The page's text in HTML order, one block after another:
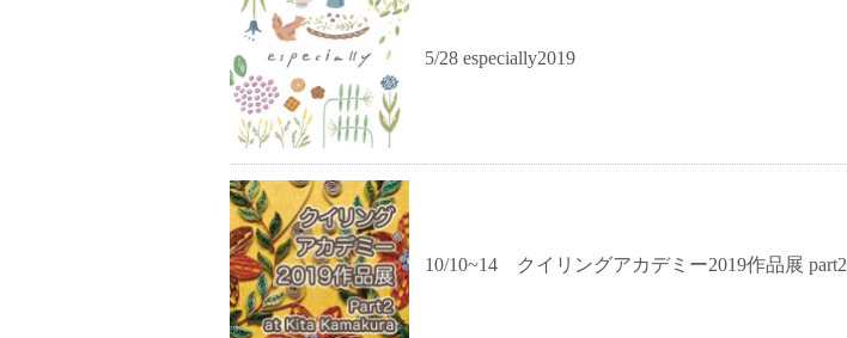
5/28 especially2019
10/10~14 クイリングアカデミー2019作品展 part2